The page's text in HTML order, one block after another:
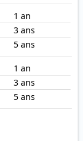
1 an
3 ans
5 ans
1 an
3 ans
5 ans